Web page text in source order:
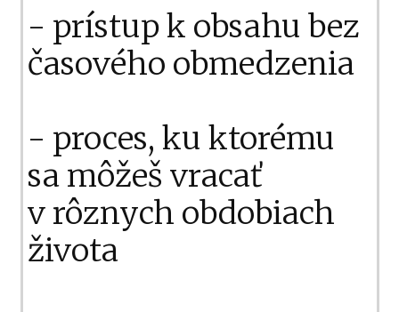
- prístup k obsahu bez
časového obmedzenia
- proces, ku ktorému
sa môžeš vracať
v rôznych obdobiach
života